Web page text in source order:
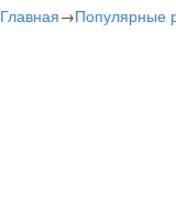
Главная→Популярные